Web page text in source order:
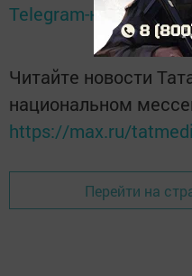
Telegram-канале
Читайте новости
национальном
https://max.ru/
Перейти на